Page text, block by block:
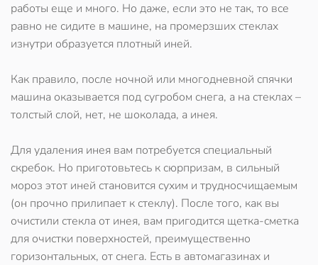
работы еще и много. Но даже, если это не так, то все
равно не сидите в машине, на промерзших стеклах
изнутри образуется плотный иней.
Как правило, после ночной или многодневной спячки
машина оказывается под сугробом снега, а на стеклах –
толстый слой, нет, не шоколада, а инея.
Для удаления инея вам потребуется специальный
скребок. Но приготовьтесь к сюрпризам, в сильный
мороз этот иней становится сухим и трудносчищаемым
(он прочно прилипает к стеклу). После того, как вы
очистили стекла от инея, вам пригодится щетка-сметка
для очистки поверхностей, преимущественно
горизонтальных, от снега. Есть в автомагазинах и